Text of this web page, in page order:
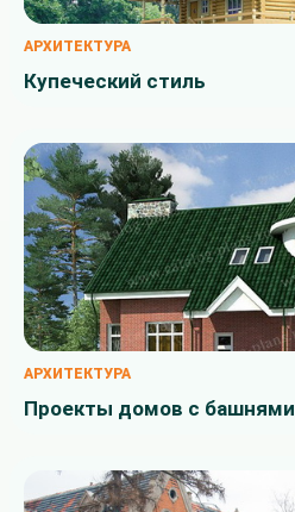
АРХИТЕКТУРА
Купеческий стиль
АРХИТЕКТУРА
Проекты домов с башнями